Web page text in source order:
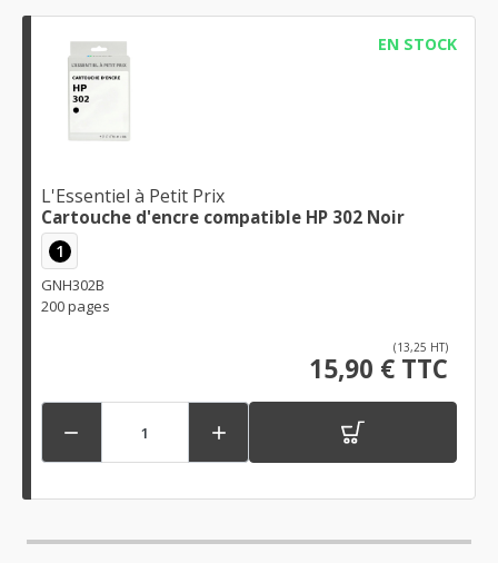
EN STOCK
L'Essentiel à Petit Prix
Cartouche d'encre compatible HP 302 Noir
1
GNH302B
200 pages
(13,25 HT)
15,90 € TTC
 